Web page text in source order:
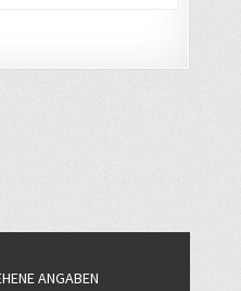
ANGABEN